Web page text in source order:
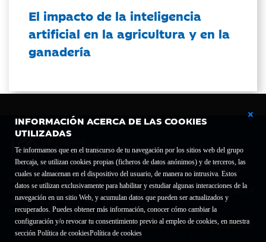
INFORMACIÓN ACERCA DE LAS COOKIES
UTILIZADAS
Te informamos que en el transcurso de tu navegación por los sitios web del grupo
Ibercaja, se utilizan cookies propias (ficheros de datos anónimos) y de terceros, las
cuales se almacenan en el dispositivo del usuario, de manera no intrusiva. Estos
datos se utilizan exclusivamente para habilitar y estudiar algunas interacciones de la
navegación en un sitio Web, y acumulan datos que pueden ser actualizados y
recuperados. Puedes obtener más información, conocer cómo cambiar la
configuración y/o revocar tu consentimiento previo al empleo de cookies, en nuestra
sección Política de cookiesPolítica de cookies
El impacto de la inteligencia
artificial en la agricultura y en la
ganadería
Fundación Bancaria Ibercaja C.I.F. G-50000652.
Inscrita en el Registro de Fundaciones del Mº de Educación, Cultura y Deporte con el nº
1689.
Domicilio social: Joaquín Costa, 13. 50001 Zaragoza.
Contacto
Declaración de accesibilidad